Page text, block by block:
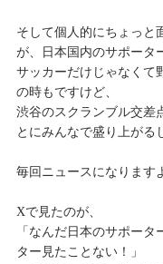
そして個人的にちょっと
が、日本国内のサポータ
サッカーだけじゃなくて
の時もですけど、
渋谷のスクランブル交差
とにみんなで盛り上がる
毎回ニュースになります
Xで見たのが、
「なんだ日本のサポータ
ター見たことない！」